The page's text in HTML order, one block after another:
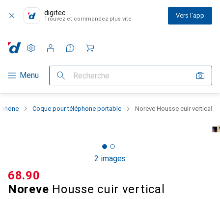
digitec
Trouvez et commandez plus vite Vers l'app
Navigation par catégorie
Menu Recherche
Paramètres
Compte client
Listes de comparaison
Listes d'envies
Panier
Coque pour téléphone portable Noreve Housse cuir vertical
2 images
Noreve Housse cuir vertical
CHF
68.90